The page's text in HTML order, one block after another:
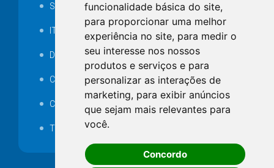
funcionalidade básica do site,
para proporcionar uma melhor
experiência no site, para medir o
seu interesse nos nossos
produtos e serviços e para
personalizar as interações de
marketing, para exibir anúncios
que sejam mais relevantes para
você.
Concordo
Serviços Técnicos TI
ITR
Desapropriações
Catalogo Eletrônico de Padronização
Consórcios Municipais
Telefones Úteis